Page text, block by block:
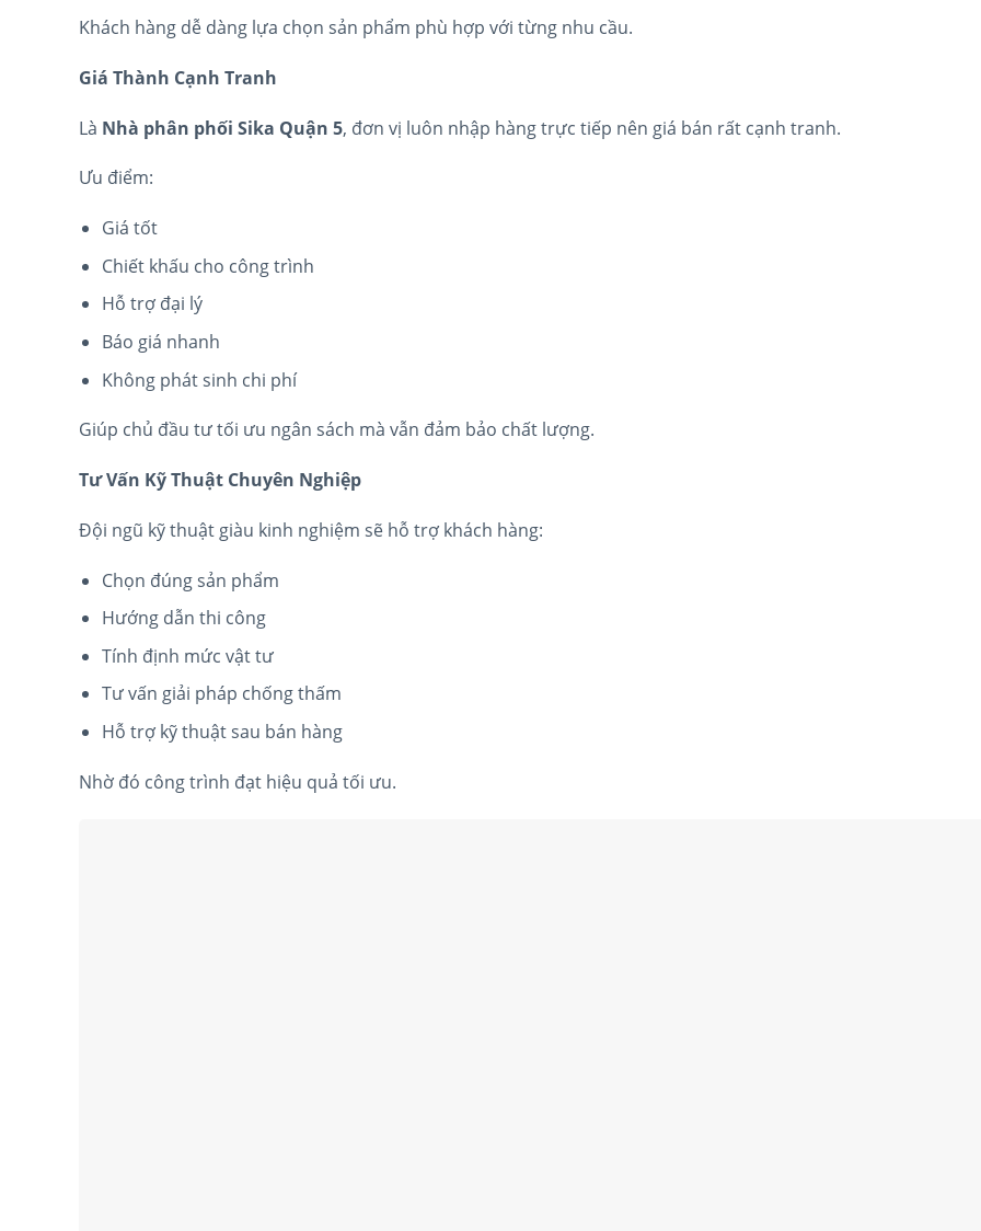
Khách hàng dễ dàng lựa chọn sản phẩm phù hợp với từng nhu cầu.
Giá Thành Cạnh Tranh
Là Nhà phân phối Sika Quận 5, đơn vị luôn nhập hàng trực tiếp nên giá bán rất cạnh tranh.
Ưu điểm:
Giá tốt
Chiết khấu cho công trình
Hỗ trợ đại lý
Báo giá nhanh
Không phát sinh chi phí
Giúp chủ đầu tư tối ưu ngân sách mà vẫn đảm bảo chất lượng.
Tư Vấn Kỹ Thuật Chuyên Nghiệp
Đội ngũ kỹ thuật giàu kinh nghiệm sẽ hỗ trợ khách hàng:
Chọn đúng sản phẩm
Hướng dẫn thi công
Tính định mức vật tư
Tư vấn giải pháp chống thấm
Hỗ trợ kỹ thuật sau bán hàng
Nhờ đó công trình đạt hiệu quả tối ưu.